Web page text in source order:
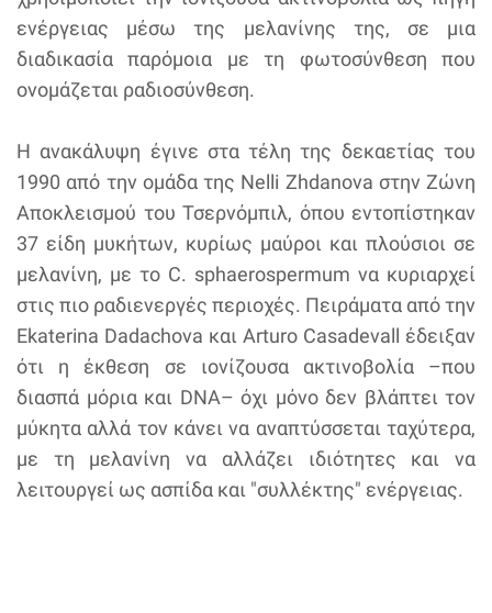
ενέργειας μέσω της μελανίνης της, σε μια
διαδικασία παρόμοια με τη φωτοσύνθεση που
ονομάζεται ραδιοσύνθεση.
Η ανακάλυψη έγινε στα τέλη της δεκαετίας του
1990 από την ομάδα της Nelli Zhdanova στην Ζώνη
Αποκλεισμού του Τσερνόμπιλ, όπου εντοπίστηκαν
37 είδη μυκήτων, κυρίως μαύροι και πλούσιοι σε
μελανίνη, με το C. sphaerospermum να κυριαρχεί
στις πιο ραδιενεργές περιοχές. Πειράματα από την
Ekaterina Dadachova και Arturo Casadevall έδειξαν
ότι η έκθεση σε ιονίζουσα ακτινοβολία –που
διασπά μόρια και DNA– όχι μόνο δεν βλάπτει τον
μύκητα αλλά τον κάνει να αναπτύσσεται ταχύτερα,
με τη μελανίνη να αλλάζει ιδιότητες και να
λειτουργεί ως ασπίδα και "συλλέκτης" ενέργειας.